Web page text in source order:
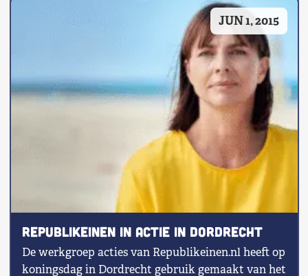
JUN 1, 2015
Republikeinen in actie in Dordrecht
De werkgroep acties van Republikeinen.nl heeft op
koningsdag in Dordrecht gebruik gemaakt van het